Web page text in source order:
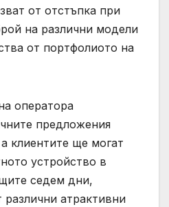
от отстъпка при
на различни модели
от портфолиото на
оператора
предложения
клиентите ще могат
устройство в
седем дни,
различни атрактивни